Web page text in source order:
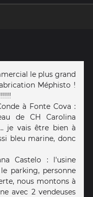
le plus grand
Méphisto !
à Fonte Cova :
de CH Carolina
je vais être bien à
bleu marine, donc
Castelo : l'usine
parking, personne
nous montons à
avec 2 vendeuses